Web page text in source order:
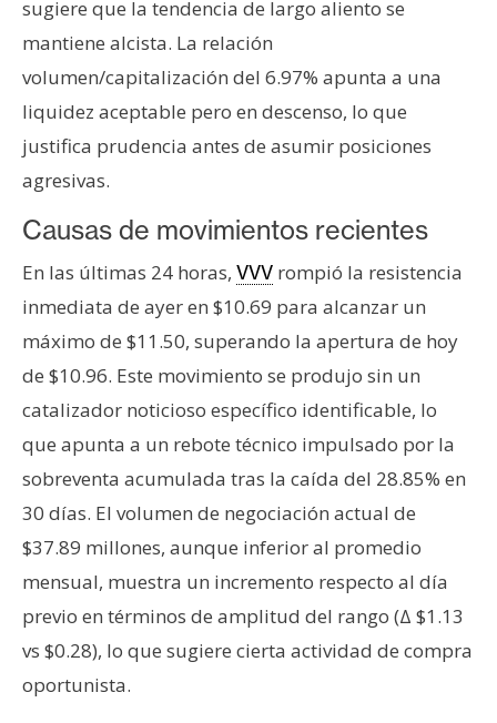
sugiere que la tendencia de largo aliento se
mantiene alcista. La relación
volumen/capitalización del 6.97% apunta a una
liquidez aceptable pero en descenso, lo que
justifica prudencia antes de asumir posiciones
agresivas.
Causas de movimientos recientes
En las últimas 24 horas, VVV rompió la resistencia
inmediata de ayer en $10.69 para alcanzar un
máximo de $11.50, superando la apertura de hoy
de $10.96. Este movimiento se produjo sin un
catalizador noticioso específico identificable, lo
que apunta a un rebote técnico impulsado por la
sobreventa acumulada tras la caída del 28.85% en
30 días. El volumen de negociación actual de
$37.89 millones, aunque inferior al promedio
mensual, muestra un incremento respecto al día
previo en términos de amplitud del rango (Δ $1.13
vs $0.28), lo que sugiere cierta actividad de compra
oportunista.